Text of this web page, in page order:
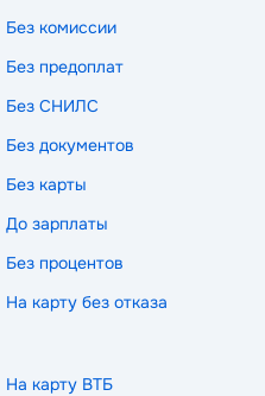
Без комиссии
Без предоплат
Без СНИЛС
Без документов
Без карты
До зарплаты
Без процентов
На карту без отказа
На карту ВТБ